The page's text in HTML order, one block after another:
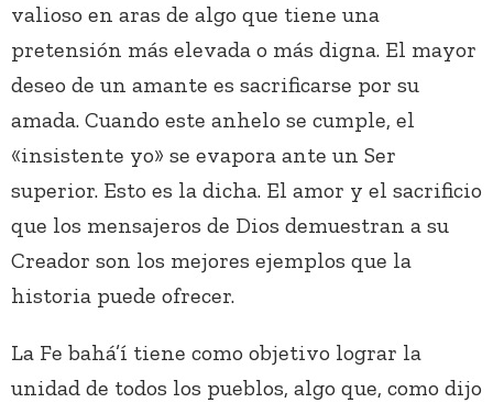
valioso en aras de algo que tiene una
pretensión más elevada o más digna. El mayor
deseo de un amante es sacrificarse por su
amada. Cuando este anhelo se cumple, el
«insistente yo» se evapora ante un Ser
superior. Esto es la dicha. El amor y el sacrificio
que los mensajeros de Dios demuestran a su
Creador son los mejores ejemplos que la
historia puede ofrecer.
La Fe bahá’í tiene como objetivo lograr la
unidad de todos los pueblos, algo que, como dijo